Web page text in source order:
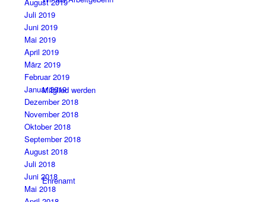
Mitglied werden
Ehrenamt
Juli 2019
Juni 2019
Mai 2019
April 2019
März 2019
Februar 2019
Januar 2019
Dezember 2018
November 2018
Oktober 2018
September 2018
August 2018
Juli 2018
Juni 2018
Mai 2018